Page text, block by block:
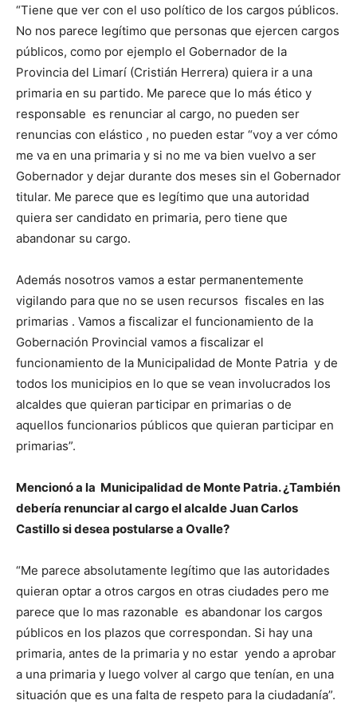
“Tiene que ver con el uso político de los cargos públicos.
No nos parece legítimo que personas que ejercen cargos
públicos, como por ejemplo el Gobernador de la
Provincia del Limarí (Cristián Herrera) quiera ir a una
primaria en su partido. Me parece que lo más ético y
responsable es renunciar al cargo, no pueden ser
renuncias con elástico , no pueden estar “voy a ver cómo
me va en una primaria y si no me va bien vuelvo a ser
Gobernador y dejar durante dos meses sin el Gobernador
titular. Me parece que es legítimo que una autoridad
quiera ser candidato en primaria, pero tiene que
abandonar su cargo.
Además nosotros vamos a estar permanentemente
vigilando para que no se usen recursos fiscales en las
primarias . Vamos a fiscalizar el funcionamiento de la
Gobernación Provincial vamos a fiscalizar el
funcionamiento de la Municipalidad de Monte Patria y de
todos los municipios en lo que se vean involucrados los
alcaldes que quieran participar en primarias o de
aquellos funcionarios públicos que quieran participar en
primarias”.
Mencionó a la Municipalidad de Monte Patria. ¿También
debería renunciar al cargo el alcalde Juan Carlos
Castillo si desea postularse a Ovalle?
“Me parece absolutamente legítimo que las autoridades
quieran optar a otros cargos en otras ciudades pero me
parece que lo mas razonable es abandonar los cargos
públicos en los plazos que correspondan. Si hay una
primaria, antes de la primaria y no estar yendo a aprobar
a una primaria y luego volver al cargo que tenían, en una
situación que es una falta de respeto para la ciudadanía”.